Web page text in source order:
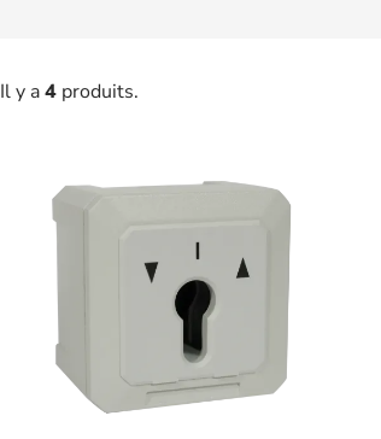
Il y a4 produits.